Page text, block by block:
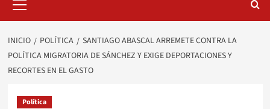
principal
INICIO POLÍTICA
SANTIAGO ABASCAL ARREMETE CONTRA LA
POLÍTICA MIGRATORIA DE SÁNCHEZ Y EXIGE DEPORTACIONES Y
RECORTES EN EL GASTO
Política